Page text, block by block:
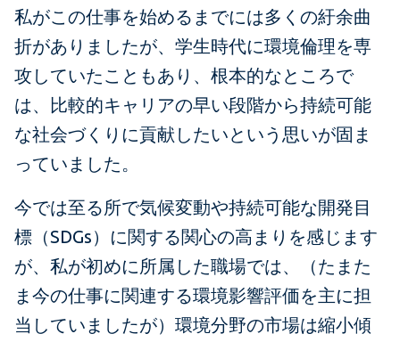
私がこの仕事を始めるまでには多くの紆余曲
折がありましたが、学生時代に環境倫理を専
攻していたこともあり、根本的なところで
は、比較的キャリアの早い段階から持続可能
な社会づくりに貢献したいという思いが固ま
っていました。
今では至る所で気候変動や持続可能な開発目
標（SDGs）に関する関心の高まりを感じます
が、私が初めに所属した職場では、（たまた
ま今の仕事に関連する環境影響評価を主に担
当していましたが）環境分野の市場は縮小傾